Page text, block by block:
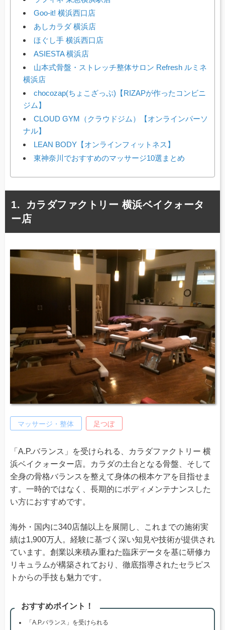
Goo-it! 横浜西口店
あしカラダ 横浜店
ほぐし手 横浜西口店
ASIESTA 横浜店
山本式骨盤・ストレッチ整体サロン Refresh ルミネ
横浜店
chocozap(ちょこざっぷ)【RIZAPが作ったコンビニ
ジム】
CLOUD GYM（クラウドジム）【オンラインパーソ
ナル】
LEAN BODY【オンラインフィットネス】
東神奈川でおすすめのマッサージ10選まとめ
カラダファクトリー 横浜ベイクォータ
ー店
マッサージ・整体 足つぼ
「A.P.バランス」を受けられる、カラダファクトリー 横
浜ベイクォーター店。カラダの土台となる骨盤、そして
全身の骨格バランスを整えて身体の根本ケアを目指せま
す。一時的ではなく、長期的にボディメンテナンスした
い方におすすめです。
海外・国内に340店舗以上を展開し、これまでの施術実
績は1,900万人。経験に基づく深い知見や技術が提供され
ています。創業以来積み重ねた臨床データを基に研修カ
リキュラムが構築されており、徹底指導されたセラピス
トからの手技も魅力です。
おすすめポイント！
「A.P.バランス」を受けられる